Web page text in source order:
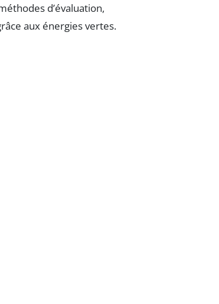
d’évaluation,
aux énergies vertes.